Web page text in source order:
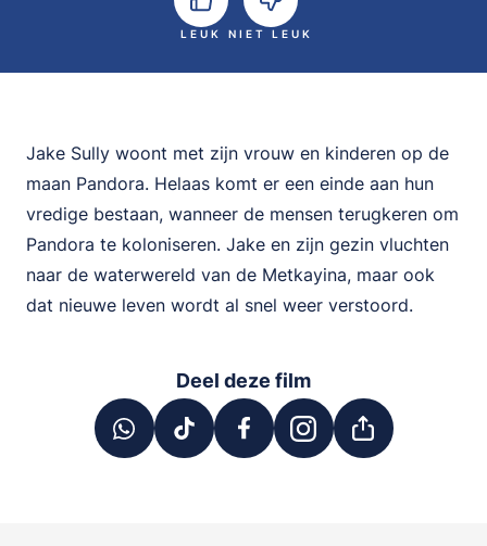
LEUK NIET LEUK
Jake Sully woont met zijn vrouw en kinderen op de
maan Pandora. Helaas komt er een einde aan hun
vredige bestaan, wanneer de mensen terugkeren om
Pandora te koloniseren. Jake en zijn gezin vluchten
naar de waterwereld van de Metkayina, maar ook
dat nieuwe leven wordt al snel weer verstoord.
Deel deze film